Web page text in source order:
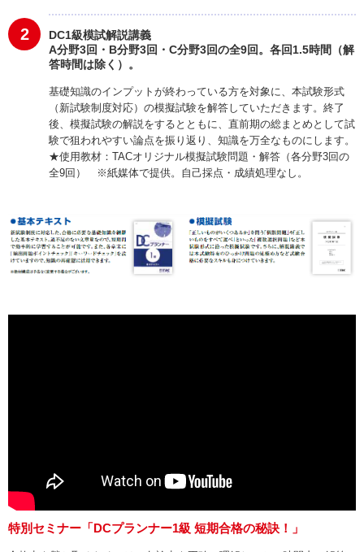
2
DC1級模試解説講義
A分野3回・B分野3回・C分野3回の全9回。各回1.5時間（解
答時間は除く）。
基礎知識のインプットが終わっている方を対象に、本試験形式
（新試験制度対応）の模擬試験を解答していただきます。終了
後、模擬試験の解説をするとともに、直前期の総まとめとして試
験で狙われやすい論点を振り返り、知識を万全なものにします。
★使用教材：TACオリジナル模擬試験問題・解答（各分野3回の
全9回） ※紙媒体で提供。自己採点・成績処理なし。
特別セミナー「DCプランナー1級 短期合格の秘訣！」